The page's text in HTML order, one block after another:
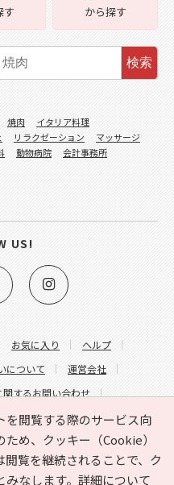
を閲覧する際のサービス向
め、クッキー（Cookie）
覧を継続されることで、ク
みなします。詳細について
お気に入り
ヘルプ
について
運営会社
関するお問い合わせ
お問い合わせ
す
から探す
検索
焼肉
イタリア料理
リラクゼーション
マッサージ
動物病院
会計事務所
US!